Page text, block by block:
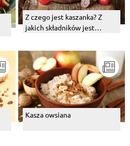
Z czego jest kaszanka? Z
jakich składników jest
Kasza owsiana